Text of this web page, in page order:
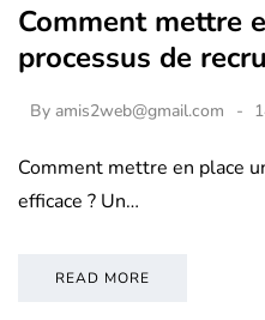
Comment mettre
processus de
By amis2web@gmail.com
Comment mettre en place
efficace ? Un…
READ MORE